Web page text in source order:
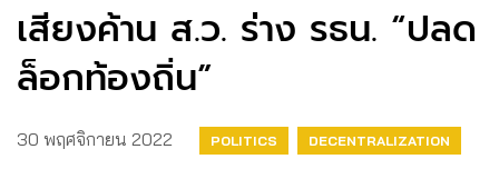
เสียงค้าน ส.ว. ร่าง รธน. “ปลด
ล็อกท้องถิ่น”
30 พฤศจิกายน 2022 POLITICS DECENTRALIZATION